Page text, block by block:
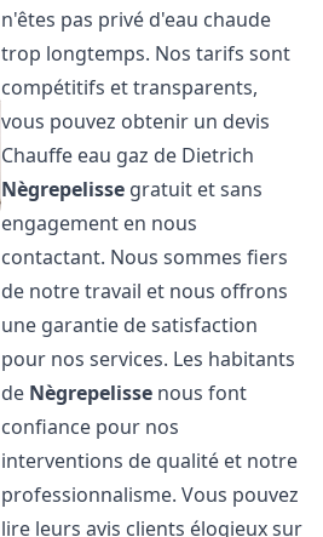
n'êtes pas privé d'eau chaude
trop longtemps. Nos tarifs sont
compétitifs et transparents,
vous pouvez obtenir un devis
Chauffe eau gaz de Dietrich
Nègrepelisse gratuit et sans
engagement en nous
contactant. Nous sommes fiers
de notre travail et nous offrons
une garantie de satisfaction
pour nos services. Les habitants
de Nègrepelisse nous font
confiance pour nos
interventions de qualité et notre
professionnalisme. Vous pouvez
lire leurs avis clients élogieux sur